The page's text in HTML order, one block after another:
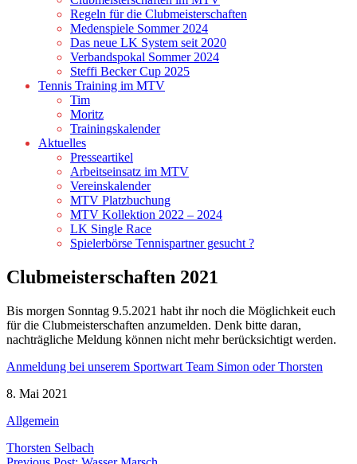
Regeln für die Clubmeisterschaften
Medenspiele Sommer 2024
Das neue LK System seit 2020
Verbandspokal Sommer 2024
Steffi Becker Cup 2025
Tennis Training im MTV
Tim
Moritz
Trainingskalender
Aktuelles
Presseartikel
Arbeitseinsatz im MTV
Vereinskalender
MTV Platzbuchung
MTV Kollektion 2022 – 2024
LK Single Race
Spielerbörse Tennispartner gesucht ?
Clubmeisterschaften 2021
Bis morgen Sonntag 9.5.2021 habt ihr noch die Möglichkeit euch
für die Clubmeisterschaften anzumelden. Denk bitte daran,
nachträgliche Meldung können nicht mehr berücksichtigt werden.
Anmeldung bei unserem Sportwart Team Simon oder Thorsten
8. Mai 2021
Allgemein
Thorsten Selbach